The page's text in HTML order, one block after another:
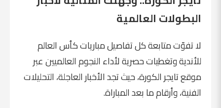
البطولات العالمية
لا تفوّت متابعة كل تفاصيل مباريات كأس العالم
للأندية وتغطيات حصرية لأداء النجوم العالميين عبر
موقع تايجر الكورة، حيث تجد الأخبار العاجلة، التحليلات
الفنية، وأرقام ما بعد المباراة.